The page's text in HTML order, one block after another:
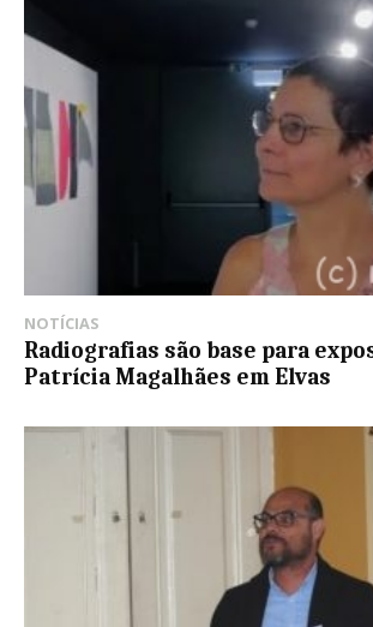
NOTÍCIAS
Radiografias são base para
Patrícia Magalhães em Elvas